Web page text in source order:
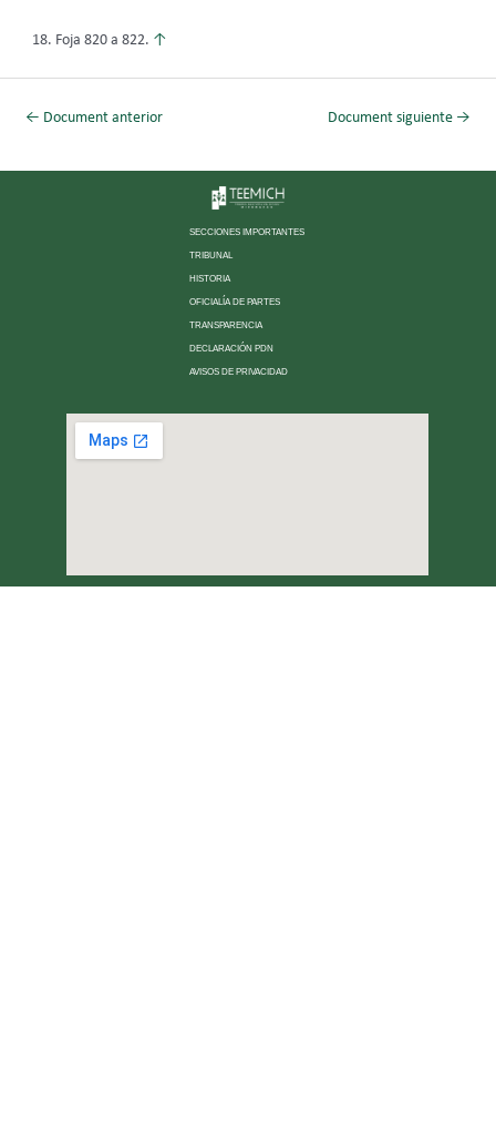
Foja 820 a 822. ↑
← Document anterior Document siguiente →
SECCIONES IMPORTANTES
TRIBUNAL
HISTORIA
OFICIALÍA DE PARTES
TRANSPARENCIA
DECLARACIÓN PDN
AVISOS DE PRIVACIDAD